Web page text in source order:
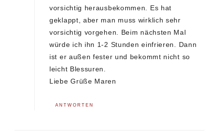
vorsichtig herausbekommen. Es hat
geklappt, aber man muss wirklich sehr
vorsichtig vorgehen. Beim nächsten Mal
würde ich ihn 1-2 Stunden einfrieren. Dann
ist er außen fester und bekommt nicht so
leicht Blessuren.
Liebe Grüße Maren
ANTWORTEN